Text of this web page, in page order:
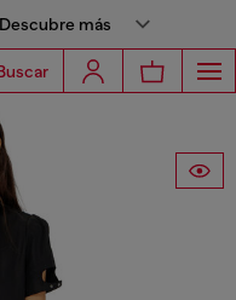
más